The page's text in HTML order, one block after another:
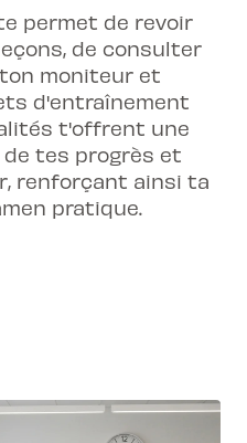
permet de revoir
de consulter
moniteur et
d'entraînement
t'offrent une
de tes progrès et
renforçant ainsi ta
pratique.